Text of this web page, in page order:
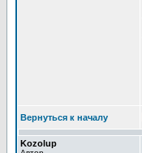
Вернуться к началу
Kozolup